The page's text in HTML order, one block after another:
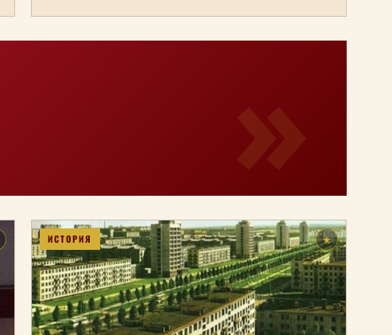
ИСТОРИЯ ★